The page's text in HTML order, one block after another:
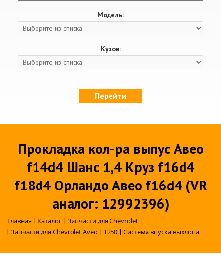
Модель:
Кузов:
Перейти
Прокладка кол-ра выпус Авео
f14d4 Шанс 1,4 Круз f16d4
f18d4 Орландо Авео f16d4 (VR
аналог: 12992396)
Главная | Каталог | Запчасти для Chevrolet
| Запчасти для Chevrolet Aveo | T250 | Система впуска выхлопа